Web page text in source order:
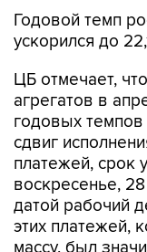
Годовой темп
ускорился до
ЦБ отмечает,
агрегатов в
годовых темпов
сдвиг
платежей, срок
воскресенье,
датой рабочий
этих платежей,